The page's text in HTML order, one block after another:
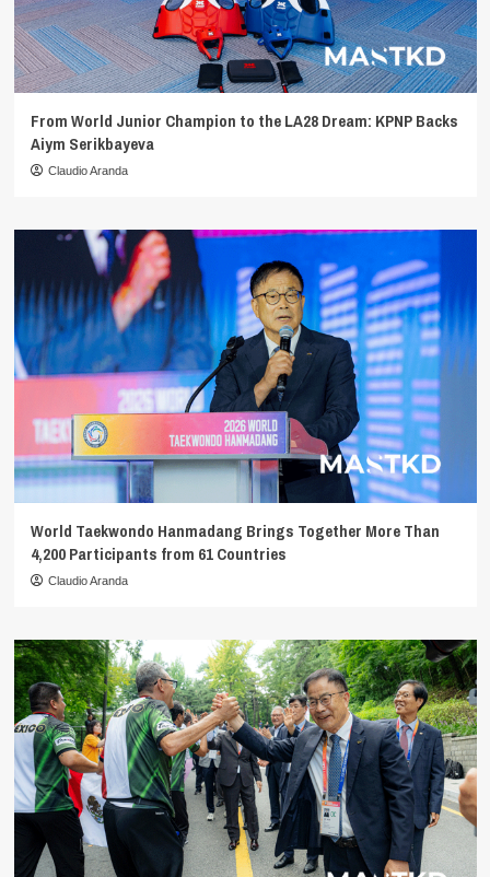
From World Junior Champion to the LA28 Dream: KPNP Backs
Aiym Serikbayeva
Claudio Aranda
World Taekwondo Hanmadang Brings Together More Than
4,200 Participants from 61 Countries
Claudio Aranda